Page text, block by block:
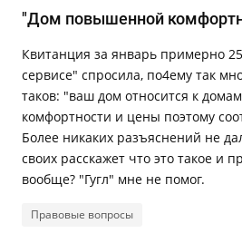
"Дом повышенной
Квитанция за январь примерно
сервисе" спросила, по4ему так
таков: "ваш дом относится к
комфортности и цены поэтому
Более никаких разъяснений не
своих расскажет что это такое и
вообще? "Гугл" мне не помог.
Правовые вопросы